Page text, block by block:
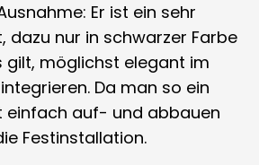
Er ist ein sehr
dazu nur in schwarzer Farbe
gilt, möglichst elegant im
Da man so ein
einfach auf- und abbauen
Festinstallation.